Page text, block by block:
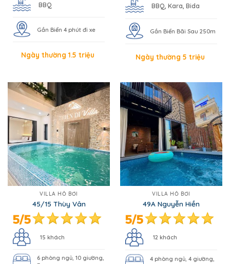
BBQ
Gần Biển 4 phút đi xe
Ngày thường 1.5 triệu
BBQ, Kara, Bida
Gần Biển Bãi Sau 250m
Ngày thường 5 triệu
VILLA HỒ BƠI
45/15 Thùy Vân
15 khách
6 phòng ngủ, 10 giường,
VILLA HỒ BƠI
49A Nguyễn Hiền
12 khách
4 phòng ngủ, 4 giường,